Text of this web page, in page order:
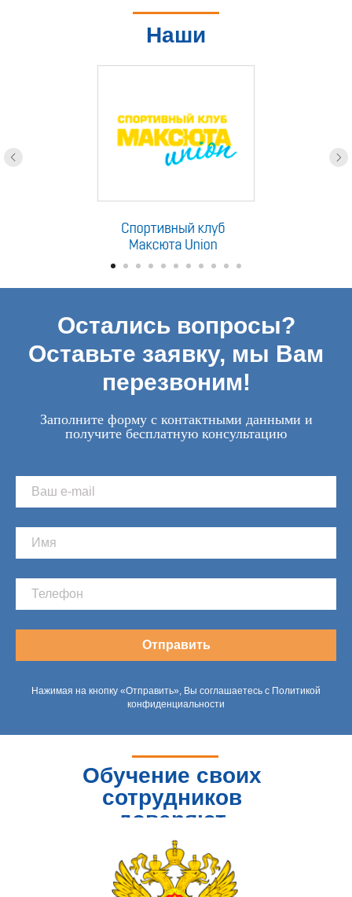
Наши
Остались вопросы?
Оставьте заявку, мы Вам
перезвоним!
Заполните форму с контактными данными и
получите бесплатную консультацию
Отправить
Нажимая на кнопку «Отправить», Вы соглашаетесь с Политикой
конфиденциальности
Обучение своих
сотрудников
доверяют